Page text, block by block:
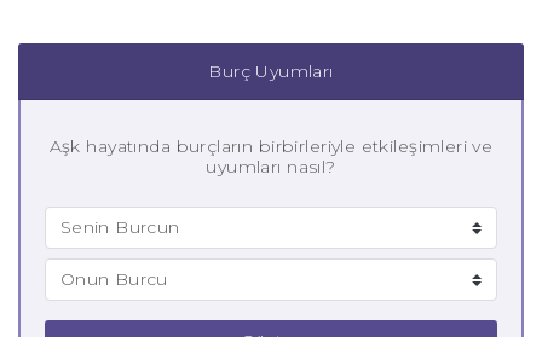
Burç Uyumları
Aşk hayatında burçların birbirleriyle etkileşimleri ve
uyumları nasıl?